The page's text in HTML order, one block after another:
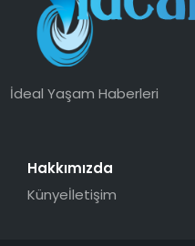
İdeal Yaşam Haberleri
Hakkımızda
Künyeİletişim